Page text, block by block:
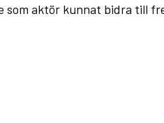
aktör kunnat bidra till